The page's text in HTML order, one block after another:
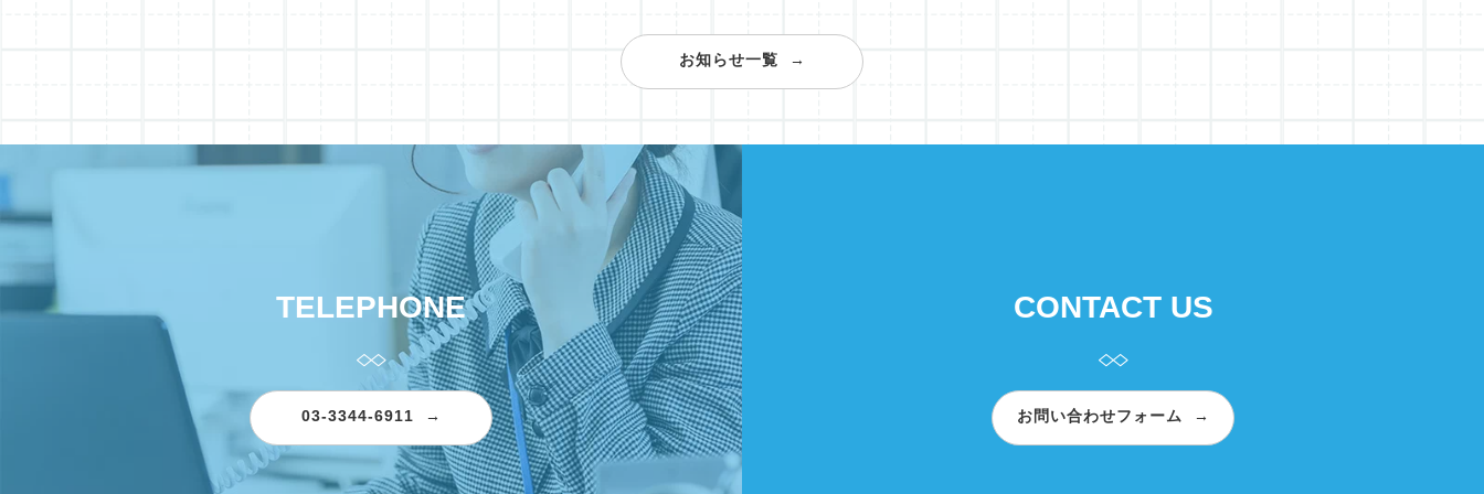
お知らせ一覧
TELEPHONE
03-3344-6911
CONTACT US
お問い合わせフォーム